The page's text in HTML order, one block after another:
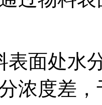
表面处水
浓度差